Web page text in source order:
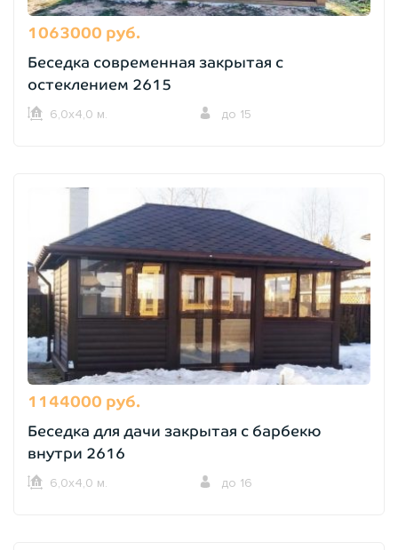
1063000 руб.
Беседка современная закрытая с
остеклением 2615
6,0х4,0 м. до 15
1144000 руб.
Беседка для дачи закрытая с барбекю
внутри 2616
6,0х4,0 м. до 16